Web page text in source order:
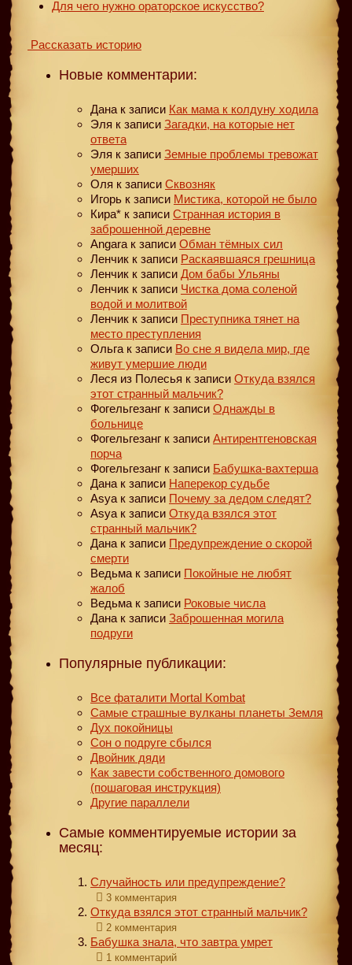
Для чего нужно ораторское искусство?
Рассказать историю
Новые комментарии:
Дана к записи Как мама к колдуну ходила
Эля к записи Загадки, на которые нет
ответа
Эля к записи Земные проблемы тревожат
умерших
Оля к записи Сквозняк
Игорь к записи Мистика, которой не было
Кира* к записи Странная история в
заброшенной деревне
Angara к записи Обман тёмных сил
Ленчик к записи Раскаявшаяся грешница
Ленчик к записи Дом бабы Ульяны
Ленчик к записи Чистка дома соленой
водой и молитвой
Ленчик к записи Преступника тянет на
место преступления
Ольга к записи Во сне я видела мир, где
живут умершие люди
Леся из Полесья к записи Откуда взялся
этот странный мальчик?
Фогельгезанг к записи Однажды в
больнице
Фогельгезанг к записи Антирентгеновская
порча
Фогельгезанг к записи Бабушка-вахтерша
Дана к записи Наперекор судьбе
Asya к записи Почему за дедом следят?
Asya к записи Откуда взялся этот
странный мальчик?
Дана к записи Предупреждение о скорой
смерти
Ведьма к записи Покойные не любят
жалоб
Ведьма к записи Роковые числа
Дана к записи Заброшенная могила
подруги
Популярные публикации:
Все фаталити Mortal Kombat
Самые страшные вулканы планеты Земля
Дух покойницы
Сон о подруге сбылся
Двойник дяди
Как завести собственного домового
(пошаговая инструкция)
Другие параллели
Самые комментируемые истории за
месяц:
Случайность или предупреждение?
3 комментария
Откуда взялся этот странный мальчик?
2 комментария
Бабушка знала, что завтра умрет
1 комментарий